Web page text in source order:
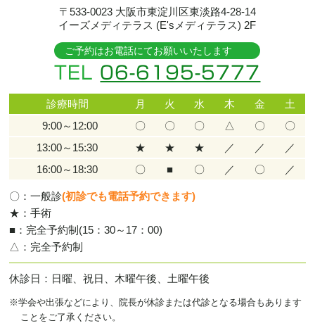
〒533-0023 大阪市東淀川区東淡路4-28-14
イーズメディテラス (E'sメディテラス) 2F
ご予約はお電話にてお願いいたします
TEL 06-6195-5777
診療時間 月 火 水 木 金
土
9:00～12:00
〇 〇 〇 △ 〇
〇
13:00～15:30
★ ★ ★ ／ ／
／
16:00～18:30
〇 ■ 〇 ／ 〇 ／
〇：一般診(初診でも電話予約できます)
★：手術
■：完全予約制(15：30～17：00)
△：完全予約制
休診日 日曜、祝日、木曜午後、土曜午後
※学会や出張などにより、院長が休診または代診となる場合もあります
ことをご了承ください。